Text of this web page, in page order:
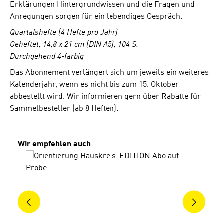
Erklärungen Hintergrundwissen und die Fragen und
Anregungen sorgen für ein lebendiges Gespräch.
Quartalshefte (4 Hefte pro Jahr)
Geheftet, 14,8 x 21 cm (DIN A5), 104 S.
Durchgehend 4-farbig
Das Abonnement verlängert sich um jeweils ein weiteres
Kalenderjahr, wenn es nicht bis zum 15. Oktober
abbestellt wird. Wir informieren gern über Rabatte für
Sammelbesteller (ab 8 Heften).
Produktgalerie überspringen
Wir empfehlen auch